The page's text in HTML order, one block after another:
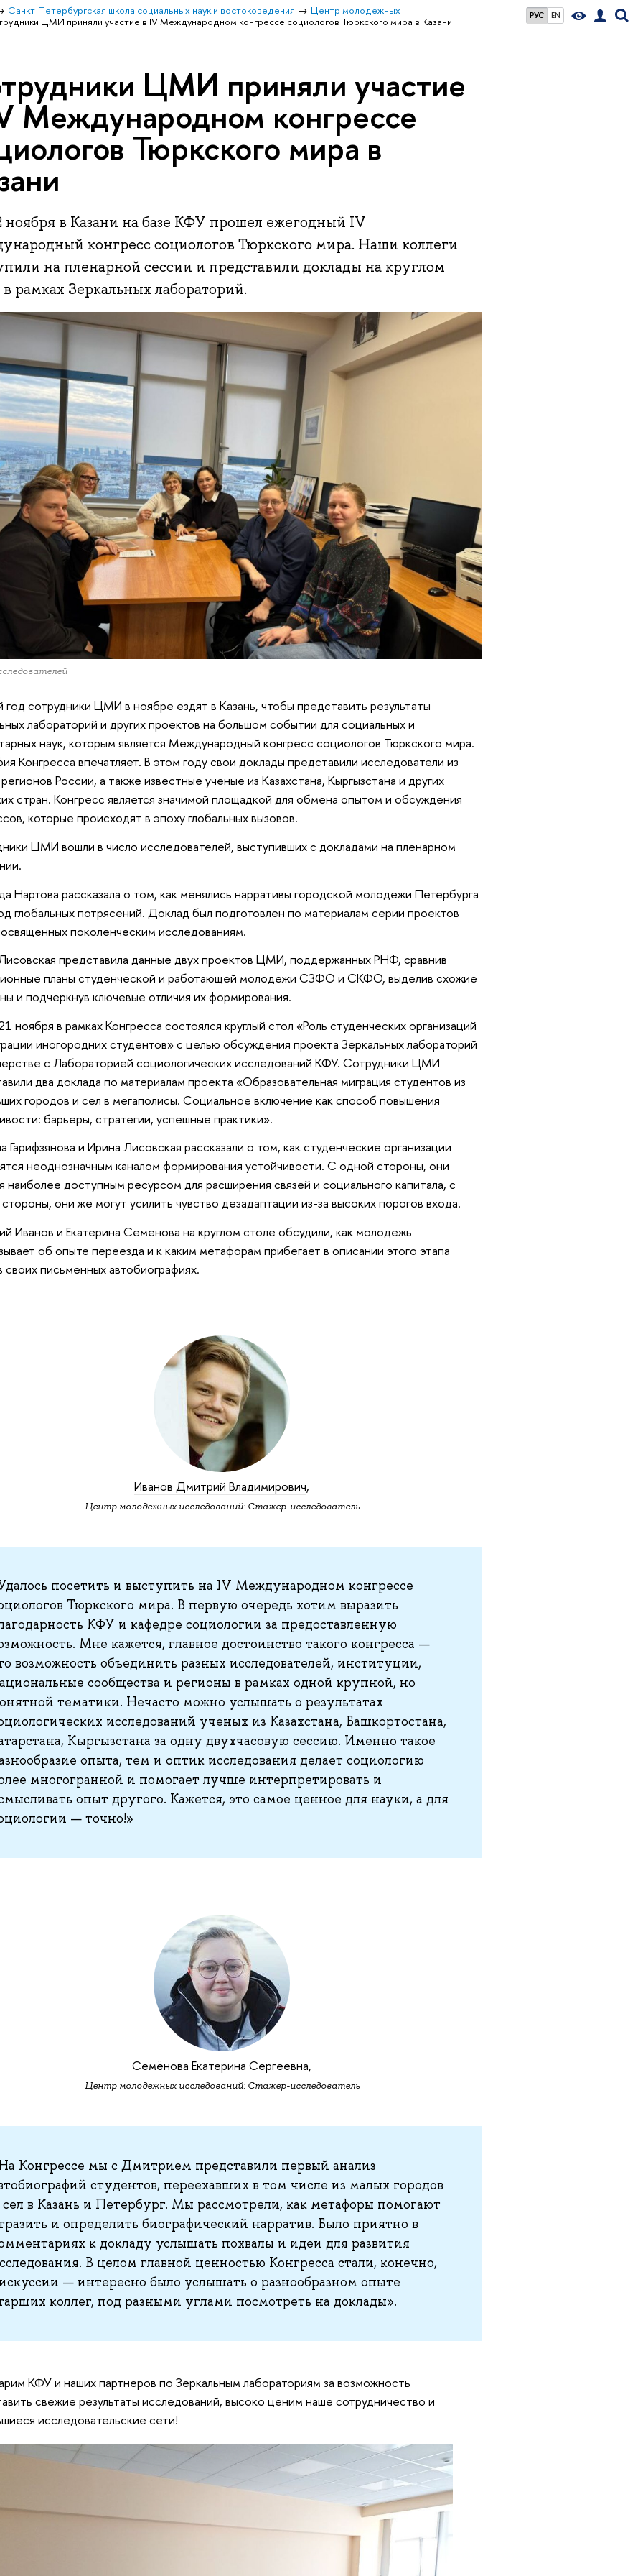
РУС EN
Санкт-Петербургская школа социальных наук и востоковедения
Центр молодежных
ЦМИ приняли участие в IV Международном конгрессе социологов Тюркского мира в Казани
ЦМИ приняли участие
Международном конгрессе
Тюркского мира в
ноября в Казани на базе КФУ прошел ежегодный IV
конгресс социологов Тюркского мира. Наши коллеги
на пленарной сессии и представили доклады на круглом
в рамках Зеркальных лабораторий.
год сотрудники ЦМИ в ноябре ездят в Казань, чтобы представить результаты
лабораторий и других проектов на большом событии для социальных и
наук, которым является Международный конгресс социологов Тюркского мира.
Конгресса впечатляет. В этом году свои доклады представили исследователи из
России, а также известные ученые из Казахстана, Кыргызстана и других
стран. Конгресс является значимой площадкой для обмена опытом и обсуждения
которые происходят в эпоху глобальных вызовов.
ЦМИ вошли в число исследователей, выступивших с докладами на пленарном
Нартова рассказала о том, как менялись нарративы городской молодежи Петербурга
глобальных потрясений. Доклад был подготовлен по материалам серии проектов
поколенческим исследованиям.
представила данные двух проектов ЦМИ, поддержанных РНФ, сравнив
планы студенческой и работающей молодежи СЗФО и СКФО, выделив схожие
и подчеркнув ключевые отличия их формирования.
ноября в рамках Конгресса состоялся круглый стол «Роль студенческих организаций
иногородних студентов» с целью обсуждения проекта Зеркальных лабораторий
с Лабораторией социологических исследований КФУ. Сотрудники ЦМИ
два доклада по материалам проекта «Образовательная миграция студентов из
городов и сел в мегаполисы. Социальное включение как способ повышения
барьеры, стратегии, успешные практики».
Гарифзянова и Ирина Лисовская рассказали о том, как студенческие организации
неоднозначным каналом формирования устойчивости. С одной стороны, они
наиболее доступным ресурсом для расширения связей и социального капитала, с
они же могут усилить чувство дезадаптации из-за высоких порогов входа.
Иванов и Екатерина Семенова на круглом столе обсудили, как молодежь
об опыте переезда и к каким метафорам прибегает в описании этого этапа
своих письменных автобиографиях.
Иванов Дмитрий Владимирович,
Центр молодежных исследований: Стажер-исследователь
посетить и выступить на IV Международном конгрессе
Тюркского мира. В первую очередь хотим выразить
КФУ и кафедре социологии за предоставленную
Мне кажется, главное достоинство такого конгресса —
возможность объединить разных исследователей, институции,
сообщества и регионы в рамках одной крупной, но
тематики. Нечасто можно услышать о результатах
исследований ученых из Казахстана, Башкортостана,
Кыргызстана за одну двухчасовую сессию. Именно такое
опыта, тем и оптик исследования делает социологию
многогранной и помогает лучше интерпретировать и
опыт другого. Кажется, это самое ценное для науки, а для
— точно!»
Семёнова Екатерина Сергеевна,
Центр молодежных исследований: Стажер-исследователь
Конгрессе мы с Дмитрием представили первый анализ
студентов, переехавших в том числе из малых городов
в Казань и Петербург. Мы рассмотрели, как метафоры помогают
и определить биографический нарратив. Было приятно в
к докладу услышать похвалы и идеи для развития
В целом главной ценностью Конгресса стали, конечно,
— интересно было услышать о разнообразном опыте
коллег, под разными углами посмотреть на доклады».
КФУ и наших партнеров по Зеркальным лабораториям за возможность
свежие результаты исследований, высоко ценим наше сотрудничество и
исследовательские сети!